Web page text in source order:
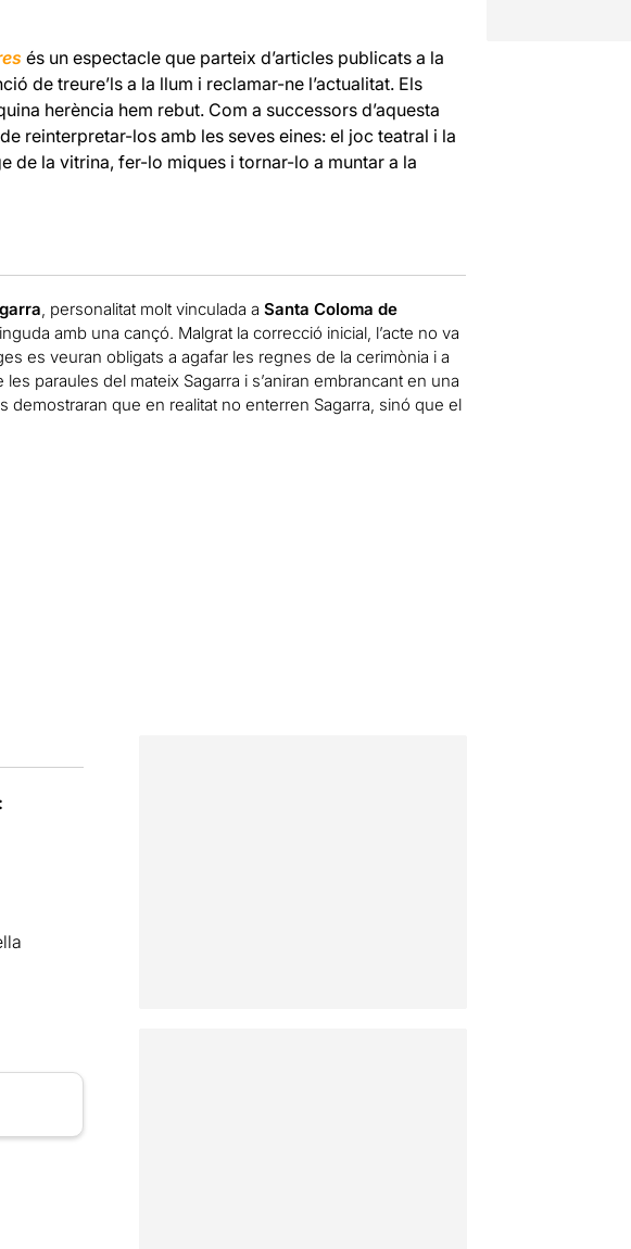
és un espectacle que parteix d’articles publicats a la
de treure’ls a la llum i reclamar-ne l’actualitat. Els
herència hem rebut. Com a successors d’aquesta
reinterpretar-los amb les seves eines: el joc teatral i la
de la vitrina, fer-lo miques i tornar-lo a muntar a la
, personalitat molt vinculada a Santa Coloma de
amb una cançó. Malgrat la correcció inicial, l’acte no va
es veuran obligats a agafar les regnes de la cerimònia i a
paraules del mateix Sagarra i s’aniran embrancant en una
demostraran que en realitat no enterren Sagarra, sinó que el